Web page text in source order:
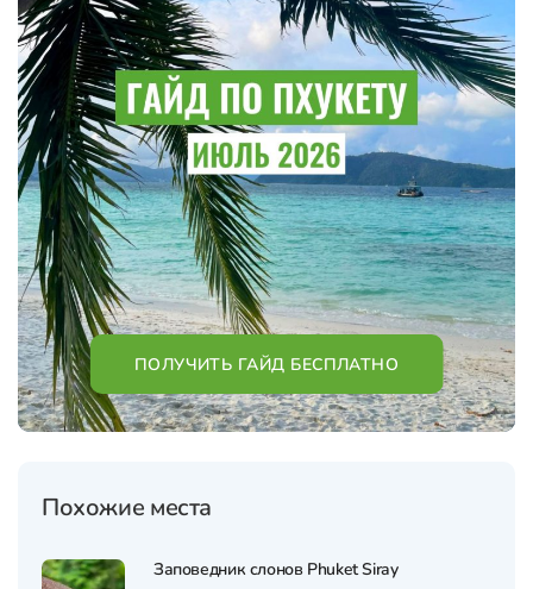
ПОЛУЧИТЬ ГАЙД БЕСПЛАТНО
Похожие места
Заповедник слонов Phuket Siray